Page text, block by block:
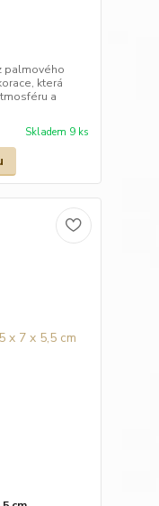
palmového
která
a
Skladem 9 ks